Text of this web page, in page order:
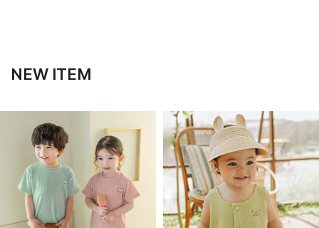
NEW ITEM